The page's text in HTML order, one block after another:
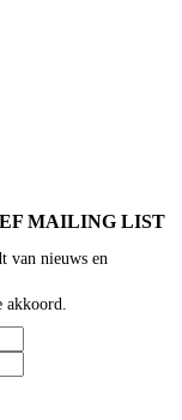
MAILING LIST
van nieuws en
akkoord.